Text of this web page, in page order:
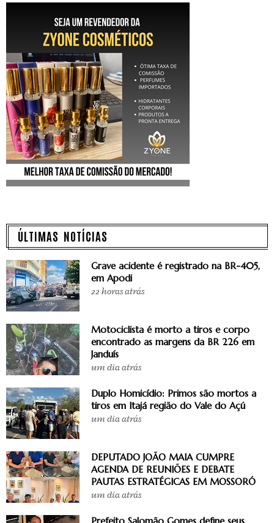
ÚLTIMAS NOTÍCIAS
Grave acidente é registrado na BR-405,
em Apodi
22 horas atrás
Motociclista é morto a tiros e corpo
encontrado as margens da BR 226 em
Janduís
um dia atrás
Duplo Homicídio: Primos são mortos a
tiros em Itajá região do Vale do Açú
um dia atrás
DEPUTADO JOÃO MAIA CUMPRE
AGENDA DE REUNIÕES E DEBATE
PAUTAS ESTRATÉGICAS EM MOSSORÓ
um dia atrás